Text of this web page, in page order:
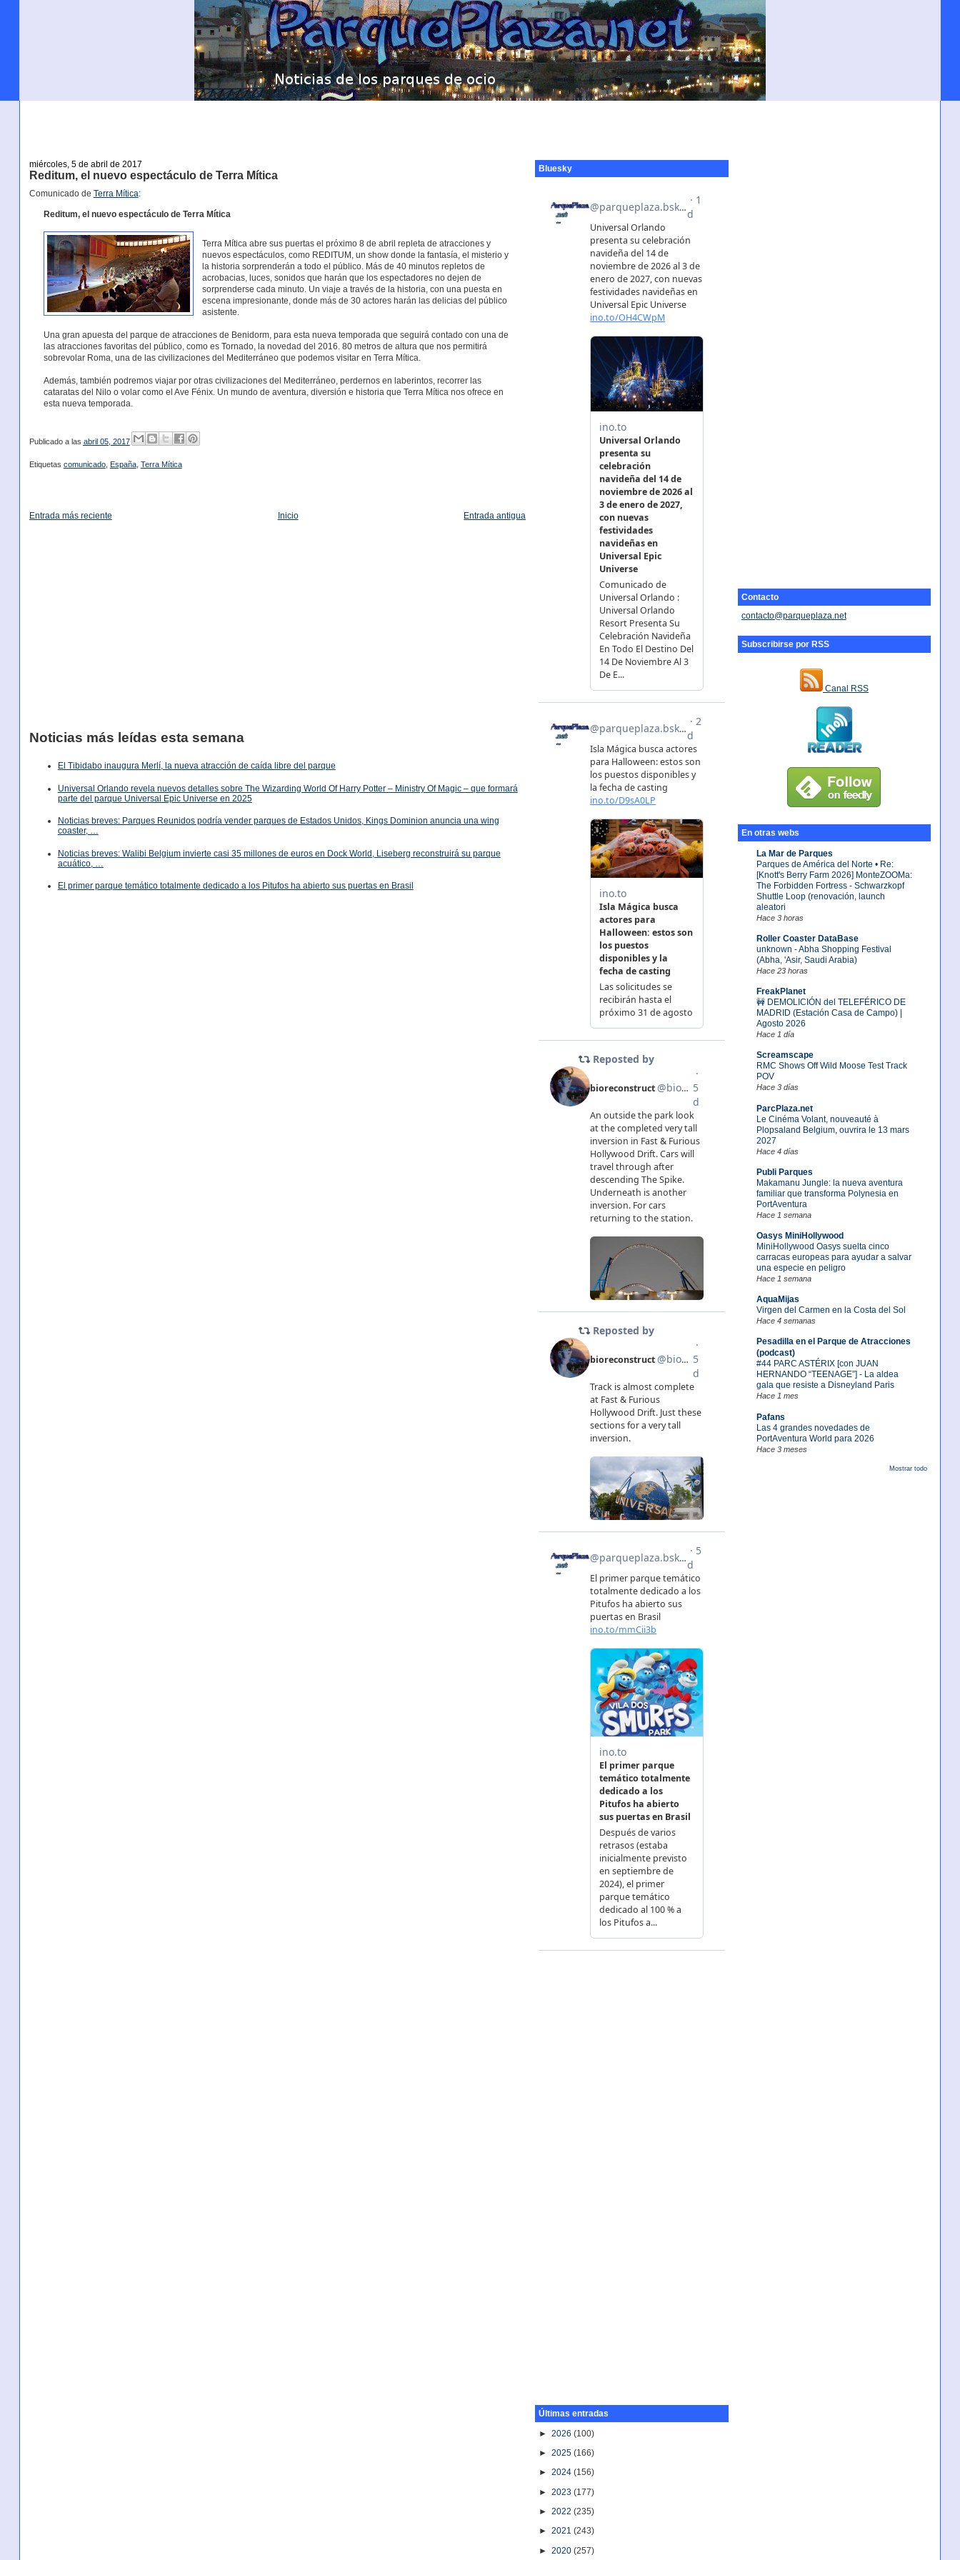
Contacto
contacto@parqueplaza.net
Subscribirse por RSS
Canal RSS
En otras webs
La Mar de Parques
Parques de América del Norte • Re:
[Knott's Berry Farm 2026] MonteZOOMa:
The Forbidden Fortress - Schwarzkopf
Shuttle Loop (renovación, launch
aleatori
Hace 3 horas
Roller Coaster DataBase
unknown - Abha Shopping Festival
(Abha, 'Asir, Saudi Arabia)
Hace 23 horas
FreakPlanet
🚧 DEMOLICIÓN del TELEFÉRICO DE
MADRID (Estación Casa de Campo) |
Agosto 2026
Hace 1 día
Screamscape
RMC Shows Off Wild Moose Test Track
POV
Hace 3 días
ParcPlaza.net
Le Cinéma Volant, nouveauté à
Plopsaland Belgium, ouvrira le 13 mars
2027
Hace 4 días
Publi Parques
Makamanu Jungle: la nueva aventura
familiar que transforma Polynesia en
PortAventura
Hace 1 semana
Oasys MiniHollywood
MiniHollywood Oasys suelta cinco
carracas europeas para ayudar a salvar
una especie en peligro
Hace 1 semana
AquaMijas
Virgen del Carmen en la Costa del Sol
Hace 4 semanas
Pesadilla en el Parque de Atracciones
(podcast)
#44 PARC ASTÉRIX [con JUAN
HERNANDO “TEENAGE”] - La aldea
gala que resiste a Disneyland Paris
Hace 1 mes
Pafans
Las 4 grandes novedades de
PortAventura World para 2026
Hace 3 meses
Mostrar todo
miércoles, 5 de abril de 2017
Reditum, el nuevo espectáculo de Terra Mítica
Comunicado de Terra Mítica:
Reditum, el nuevo espectáculo de Terra Mítica
Terra Mítica abre sus puertas el próximo 8 de abril repleta de atracciones y
nuevos espectáculos, como REDITUM, un show donde la fantasía, el misterio y
la historia sorprenderán a todo el público. Más de 40 minutos repletos de
acrobacias, luces, sonidos que harán que los espectadores no dejen de
sorprenderse cada minuto. Un viaje a través de la historia, con una puesta en
escena impresionante, donde más de 30 actores harán las delicias del público
asistente.
Una gran apuesta del parque de atracciones de Benidorm, para esta nueva temporada que seguirá contado con una de
las atracciones favoritas del público, como es Tornado, la novedad del 2016. 80 metros de altura que nos permitirá
sobrevolar Roma, una de las civilizaciones del Mediterráneo que podemos visitar en Terra Mítica.
Además, también podremos viajar por otras civilizaciones del Mediterráneo, perdernos en laberintos, recorrer las
cataratas del Nilo o volar como el Ave Fénix. Un mundo de aventura, diversión e historia que Terra Mítica nos ofrece en
esta nueva temporada.
Publicado a las abril 05, 2017
Etiquetas comunicado, España, Terra Mítica
Entrada más reciente Entrada antigua
Inicio
Noticias más leídas esta semana
El Tibidabo inaugura Merlí, la nueva atracción de caída libre del parque
Universal Orlando revela nuevos detalles sobre The Wizarding World Of Harry Potter – Ministry Of Magic – que formará
parte del parque Universal Epic Universe en 2025
Noticias breves: Parques Reunidos podría vender parques de Estados Unidos, Kings Dominion anuncia una wing
coaster, …
Noticias breves: Walibi Belgium invierte casi 35 millones de euros en Dock World, Liseberg reconstruirá su parque
acuático, …
El primer parque temático totalmente dedicado a los Pitufos ha abierto sus puertas en Brasil
Bluesky
Últimas entradas
►2026(100)
►2025(166)
►2024(156)
►2023(177)
►2022(235)
►2021(243)
►2020(257)